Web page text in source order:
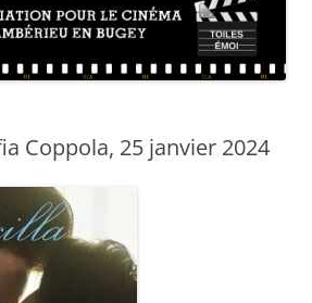
Coppola, 25 janvier 2024